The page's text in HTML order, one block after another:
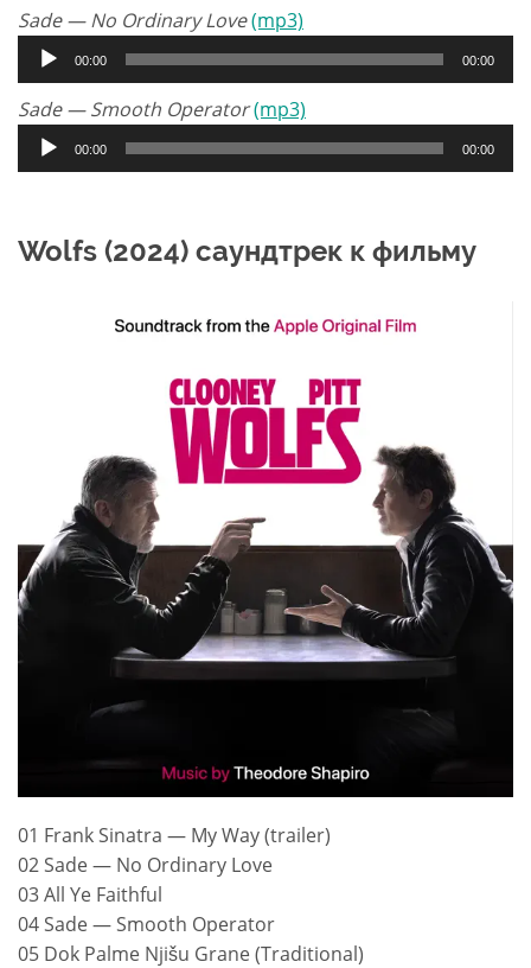
Sade — No Ordinary Love(mp3)
Аудиоплеер
00:00 00:00
Sade — Smooth Operator(mp3)
Аудиоплеер
00:00 00:00
Wolfs (2024) саундтрек к фильму
01 Frank Sinatra — My Way (trailer)
02 Sade — No Ordinary Love
03 All Ye Faithful
04 Sade — Smooth Operator
05 Dok Palme Njišu Grane (Traditional)